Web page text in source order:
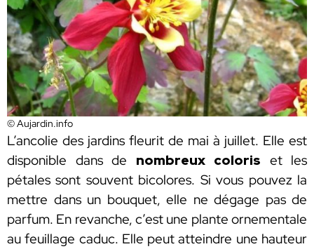
© Aujardin.info
L’ancolie des jardins fleurit de mai à juillet. Elle est
disponible dans de nombreux coloris et les
pétales sont souvent bicolores. Si vous pouvez la
mettre dans un bouquet, elle ne dégage pas de
parfum. En revanche, c’est une plante ornementale
au feuillage caduc. Elle peut atteindre une hauteur